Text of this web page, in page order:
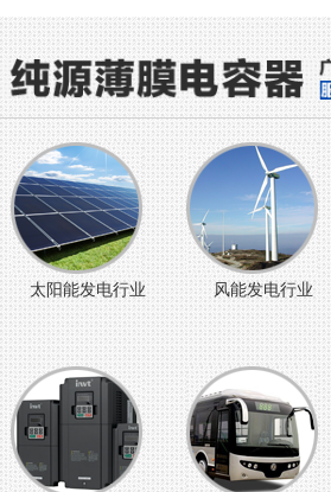
太阳能发电行业 风能发电行业